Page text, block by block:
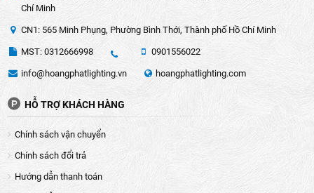
Chí Minh
CN1: 565 Minh Phụng, Phường Bình Thới, Thành phố Hồ Chí Minh
MST: 0312666998 0901556022
info@hoangphatlighting.vn hoangphatlighting.com
HỖ TRỢ KHÁCH HÀNG
Chính sách vận chuyển
Chính sách đổi trả
Hướng dẫn thanh toán